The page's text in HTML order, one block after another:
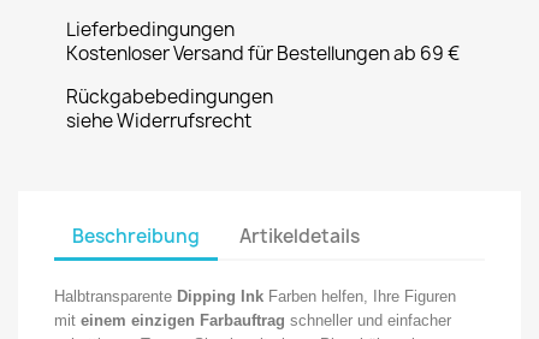
Lieferbedingungen
Kostenloser Versand für Bestellungen ab 69 €
Rückgabebedingungen
siehe Widerrufsrecht
Beschreibung Artikeldetails
Halbtransparente Dipping Ink Farben helfen, Ihre Figuren
mit einem einzigen Farbauftrag schneller und einfacher